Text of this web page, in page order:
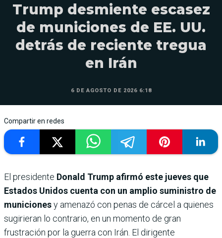
Trump desmiente escasez
de municiones de EE. UU.
detrás de reciente tregua
en Irán
6 DE AGOSTO DE 2026 6:18
Compartir en redes
El presidente Donald Trump afirmó este jueves que
Estados Unidos cuenta con un amplio suministro de
municionesy amenazó con penas de cárcel a quienes
sugirieran lo contrario, en un momento de gran
frustración por la guerra con Irán. El dirigente